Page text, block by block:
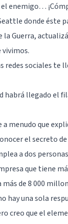
el enemigo…
donde éste
la Guerra,
redes sociales te
habrá llegado el
a menudo que
el secreto
a dos
que tiene
de 8 000
hay una sola
creo que el